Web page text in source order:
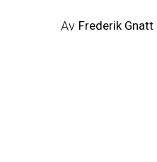
Av Frederik Gnatt